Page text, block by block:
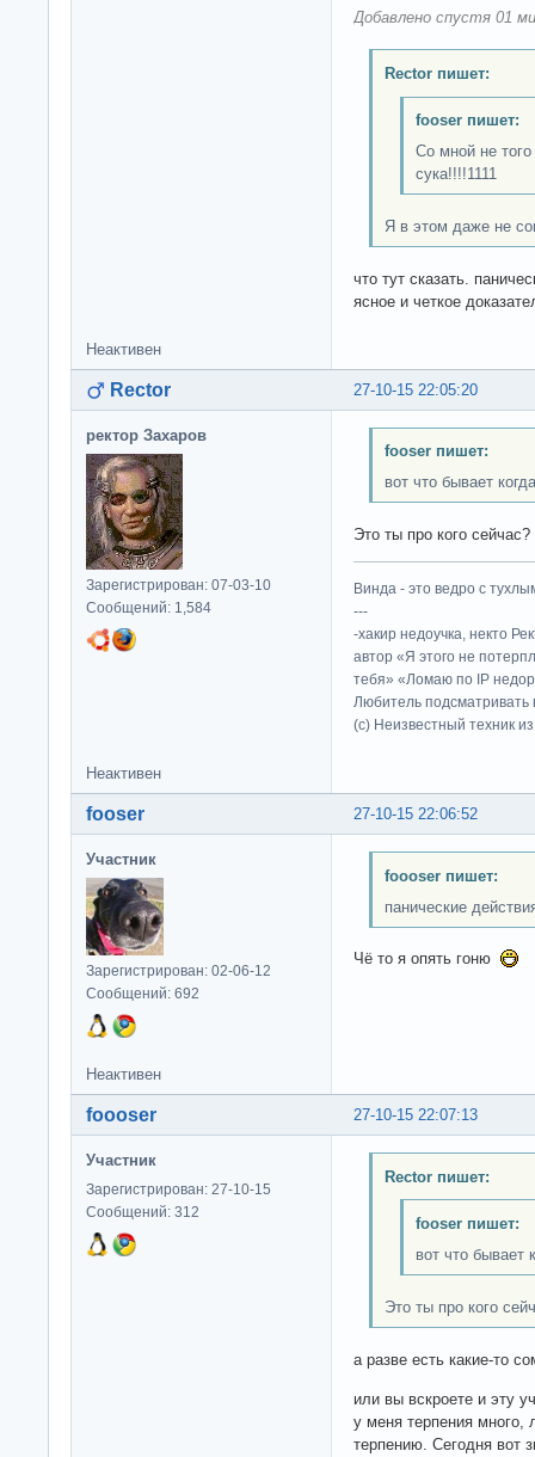
Добавлено спустя 01
Rector пишет:
fooser пишет:
Со мной не
сука!!!!1111
Я в этом даже не
что тут сказать.
ясное и четкое
Неактивен
27-10-15 22:05:20
Rector
ректор Захаров
Зарегистрирован: 07-03-10
Сообщений: 1,584
fooser пишет:
вот что бывает
Это ты про кого сейчас?
Винда - это ведро с
---
-хакир недоучка, некто
автор «Я этого не
тебя» «Ломаю по IP
Любитель подсматривать
(c) Неизвестный техник
Неактивен
27-10-15 22:06:52
fooser
Участник
Зарегистрирован: 02-06-12
Сообщений: 692
foooser пишет:
панические
Чё то я опять гоню
Неактивен
27-10-15 22:07:13
foooser
Участник
Зарегистрирован: 27-10-15
Сообщений: 312
Rector пишет:
fooser пишет:
вот что бывает
Это ты про кого
а разве есть какие-то
или вы вскроете и эту
у меня терпения
терпению. Сегодня вот